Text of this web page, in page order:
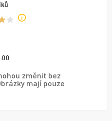
změnit bez
mají pouze